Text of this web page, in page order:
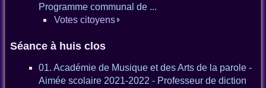
Programme communal de ...
Votes citoyens
Séance à huis clos
01. Académie de Musique et des Arts de la parole -
Aimée scolaire 2021-2022 - Professeur de diction